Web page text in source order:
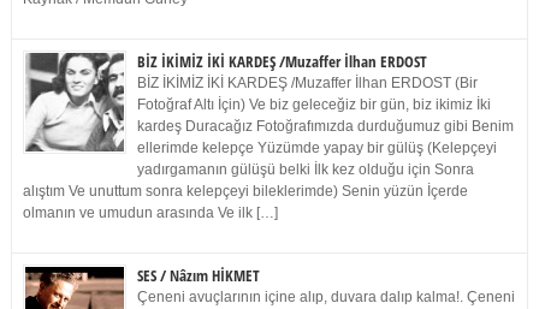
BİZ İKİMİZ İKİ KARDEŞ /Muzaffer İlhan ERDOST
BİZ İKİMİZ İKİ KARDEŞ /Muzaffer İlhan ERDOST (Bir
Fotoğraf Altı İçin) Ve biz geleceğiz bir gün, biz ikimiz İki
kardeş Duracağız Fotoğrafımızda durduğumuz gibi Benim
ellerimde kelepçe Yüzümde yapay bir gülüş (Kelepçeyi
yadırgamanın gülüşü belki İlk kez olduğu için Sonra
alıştım Ve unuttum sonra kelepçeyi bileklerimde) Senin yüzün İçerde
olmanın ve umudun arasında Ve ilk […]
SES / Nâzım HİKMET
Çeneni avuçlarının içine alıp, duvara dalıp kalma!. Çeneni